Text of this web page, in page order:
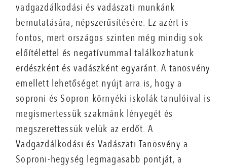
vadgazdálkodási és vadászati munkánk
bemutatására, népszerűsítésére. Ez azért is
fontos, mert országos szinten még mindig sok
előítélettel és negatívummal találkozhatunk
erdészként és vadászként egyaránt. A tanösvény
emellett lehetőséget nyújt arra is, hogy a
soproni és Sopron környéki iskolák tanulóival is
megismertessük szakmánk lényegét és
megszerettessük velük az erdőt. A
Vadgazdálkodási és Vadászati Tanösvény a
Soproni-hegység legmagasabb pontját, a